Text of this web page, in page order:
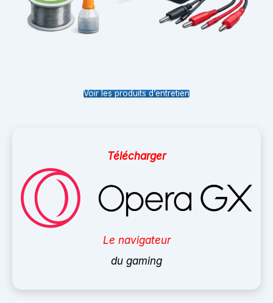
Voir les produits d’entretien
Télécharger
Le navigateur
du gaming